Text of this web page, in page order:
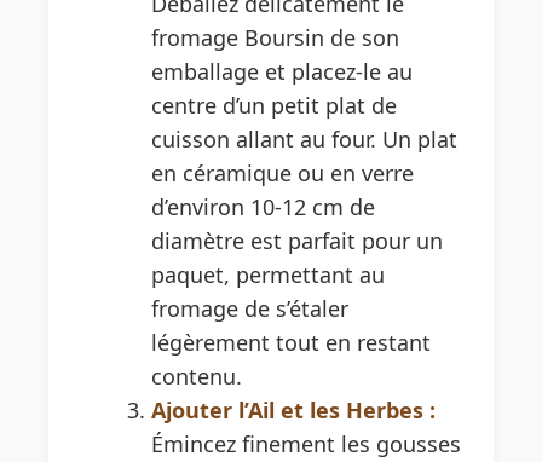
fromage Boursin de son
emballage et placez-le au
centre d’un petit plat de
cuisson allant au four. Un plat
en céramique ou en verre
d’environ 10-12 cm de
diamètre est parfait pour un
paquet, permettant au
fromage de s’étaler
légèrement tout en restant
contenu.
Ajouter l’Ail et les Herbes :
Émincez finement les gousses